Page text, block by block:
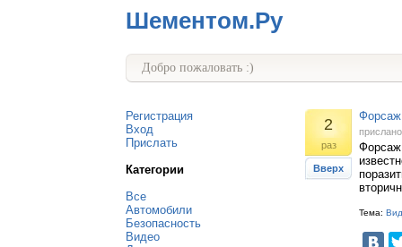
Шементом.Ру
Добро пожаловать :)
Регистрация
Вход
Прислать
Категории
Все
Автомобили
Безопасность
Видео
2
раз
Вверх
Форсаж
Форсаж
Тема: